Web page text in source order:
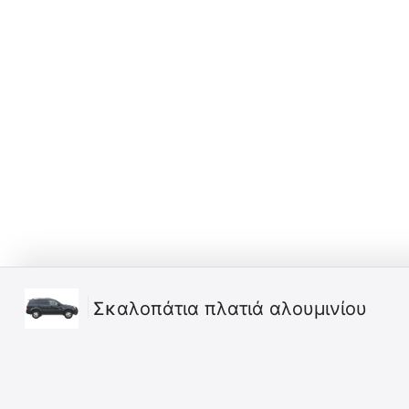
Σκαλοπάτια πλατιά αλουμινίου